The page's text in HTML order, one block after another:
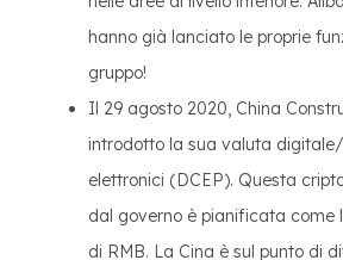
hanno già lanciato le proprie
gruppo!
Il 29 agosto 2020, China
introdotto la sua valuta
elettronici (DCEP). Questa
dal governo è pianificata come
di RMB. La Cina è sul punto di